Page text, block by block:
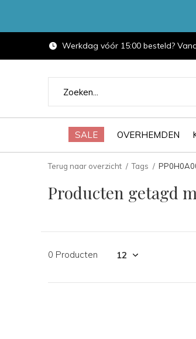
SALE OVERHEMDEN
Werkdag vóór 15:00 besteld? Vandaag
Terug naar overzicht Tags
Producten getagd
0 Producten